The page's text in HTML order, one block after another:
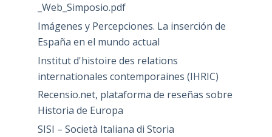
_Web_Simposio.pdf
Imágenes y Percepciones. La inserción de
España en el mundo actual
Institut d'histoire des relations
internationales contemporaines (IHRIC)
Recensio.net, plataforma de reseñas sobre
Historia de Europa
SISI – Società Italiana di Storia